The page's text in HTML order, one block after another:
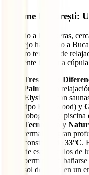
Therme București:
Ubicado a las afueras,
complejo ha puesto a
el centro termal y de
totalmente bajo una
Tres Áreas
Palm
(para
Elysium
(con
tipo Hollywood) y
toboganes y piscina
Tecnología y
termales a gran
constante de 33°C.
de espectáculos de
permitiendo
sol de mayo en un